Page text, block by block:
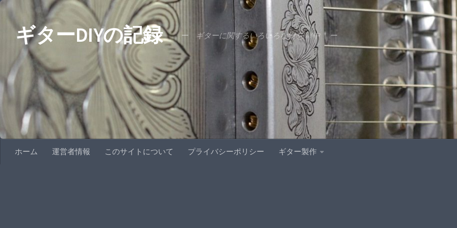
コンテンツへスキップ
ギターDIYの記録 ー ギターに関するいろいろな物をDIY中 ー
ホーム 運営者情報 このサイトについて プライバシーポリシー ギター製作